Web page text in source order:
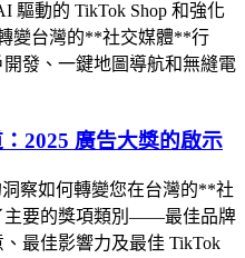
驅動的 TikTok Shop 和強化
變台灣的**社交媒體**行
發、一鍵地圖導航和無縫電
2025 廣告大獎的啟示
察如何轉變您在台灣的**社
主要的獎項類別——最佳品牌
最佳影響力及最佳 TikTok